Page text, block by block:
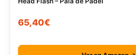
65,40€